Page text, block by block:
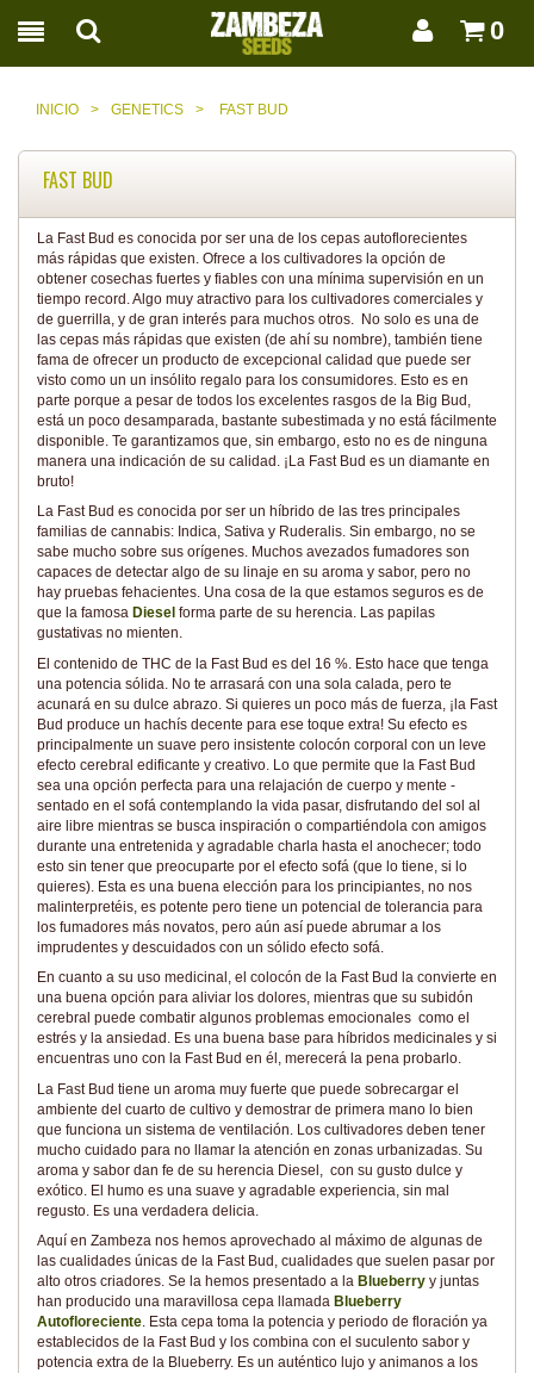
0
INICIO > GENETICS > FAST BUD
FAST BUD
La Fast Bud es conocida por ser una de los cepas autoflorecientes
más rápidas que existen. Ofrece a los cultivadores la opción de
obtener cosechas fuertes y fiables con una mínima supervisión en un
tiempo record. Algo muy atractivo para los cultivadores comerciales y
de guerrilla, y de gran interés para muchos otros. No solo es una de
las cepas más rápidas que existen (de ahí su nombre), también tiene
fama de ofrecer un producto de excepcional calidad que puede ser
visto como un un insólito regalo para los consumidores. Esto es en
parte porque a pesar de todos los excelentes rasgos de la Big Bud,
está un poco desamparada, bastante subestimada y no está fácilmente
disponible. Te garantizamos que, sin embargo, esto no es de ninguna
manera una indicación de su calidad. ¡La Fast Bud es un diamante en
bruto!
La Fast Bud es conocida por ser un híbrido de las tres principales
familias de cannabis: Indica, Sativa y Ruderalis. Sin embargo, no se
sabe mucho sobre sus orígenes. Muchos avezados fumadores son
capaces de detectar algo de su linaje en su aroma y sabor, pero no
hay pruebas fehacientes. Una cosa de la que estamos seguros es de
que la famosa Diesel forma parte de su herencia. Las papilas
gustativas no mienten.
El contenido de THC de la Fast Bud es del 16 %. Esto hace que tenga
una potencia sólida. No te arrasará con una sola calada, pero te
acunará en su dulce abrazo. Si quieres un poco más de fuerza, ¡la Fast
Bud produce un hachís decente para ese toque extra! Su efecto es
principalmente un suave pero insistente colocón corporal con un leve
efecto cerebral edificante y creativo. Lo que permite que la Fast Bud
sea una opción perfecta para una relajación de cuerpo y mente -
sentado en el sofá contemplando la vida pasar, disfrutando del sol al
aire libre mientras se busca inspiración o compartiéndola con amigos
durante una entretenida y agradable charla hasta el anochecer; todo
esto sin tener que preocuparte por el efecto sofá (que lo tiene, si lo
quieres). Esta es una buena elección para los principiantes, no nos
malinterpretéis, es potente pero tiene un potencial de tolerancia para
los fumadores más novatos, pero aún así puede abrumar a los
imprudentes y descuidados con un sólido efecto sofá.
En cuanto a su uso medicinal, el colocón de la Fast Bud la convierte en
una buena opción para aliviar los dolores, mientras que su subidón
cerebral puede combatir algunos problemas emocionales como el
estrés y la ansiedad. Es una buena base para híbridos medicinales y si
encuentras uno con la Fast Bud en él, merecerá la pena probarlo.
La Fast Bud tiene un aroma muy fuerte que puede sobrecargar el
ambiente del cuarto de cultivo y demostrar de primera mano lo bien
que funciona un sistema de ventilación. Los cultivadores deben tener
mucho cuidado para no llamar la atención en zonas urbanizadas. Su
aroma y sabor dan fe de su herencia Diesel, con su gusto dulce y
exótico. El humo es una suave y agradable experiencia, sin mal
regusto. Es una verdadera delicia.
Aquí en Zambeza nos hemos aprovechado al máximo de algunas de
las cualidades únicas de la Fast Bud, cualidades que suelen pasar por
alto otros criadores. Se la hemos presentado a la Blueberry y juntas
han producido una maravillosa cepa llamada Blueberry
Autofloreciente. Esta cepa toma la potencia y periodo de floración ya
establecidos de la Fast Bud y los combina con el suculento sabor y
potencia extra de la Blueberry. Es un auténtico lujo y animanos a los